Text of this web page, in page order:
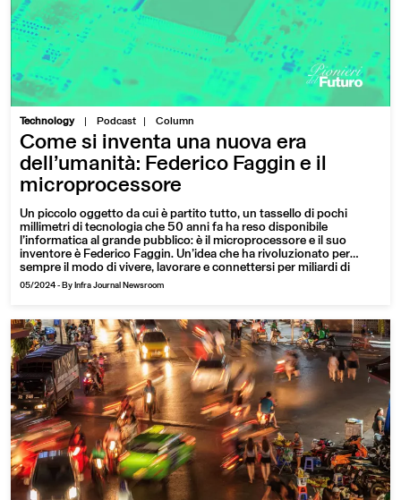
Technology | Podcast Column
Come si inventa una nuova era
dell’umanità: Federico Faggin e il
microprocessore
Un piccolo oggetto da cui è partito tutto, un tassello di pochi
millimetri di tecnologia che 50 anni fa ha reso disponibile
l’informatica al grande pubblico: è il microprocessore e il suo
inventore è Federico Faggin. Un’idea che ha rivoluzionato per
sempre il modo di vivere, lavorare e connettersi per miliardi di
persone sul pianeta. Per Pionieri del futuro parliamo con
05/2024 - By Infra Journal Newsroom